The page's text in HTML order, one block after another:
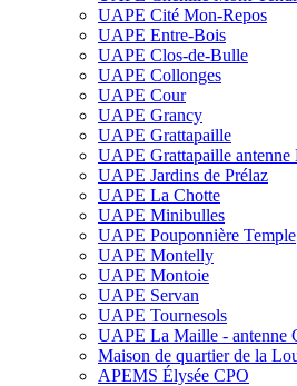
UAPE Cité Mon-Repos
UAPE Entre-Bois
UAPE Clos-de-Bulle
UAPE Collonges
UAPE Cour
UAPE Grancy
UAPE Grattapaille
UAPE Grattapaille antenne
UAPE Jardins de Prélaz
UAPE La Chotte
UAPE Minibulles
UAPE Pouponnière Temple
UAPE Montelly
UAPE Montoie
UAPE Servan
UAPE Tournesols
UAPE La Maille - antenne
Maison de quartier de la
APEMS Élysée CPO